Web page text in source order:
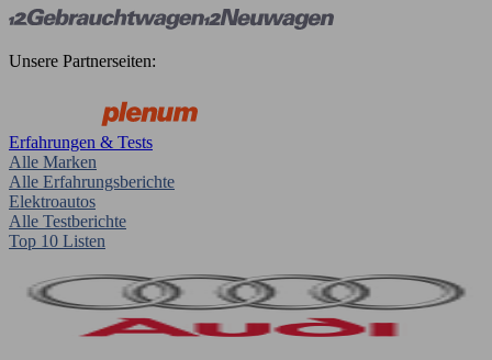
Unsere Partnerseiten:
Erfahrungen & Tests
Alle Marken
Alle Erfahrungsberichte
Elektroautos
Alle Testberichte
Top 10 Listen